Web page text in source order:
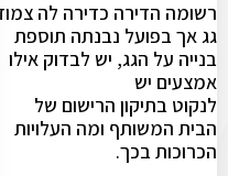
רשומה הדירה כדירה לה צמוד
גג אך בפועל נבנתה תוספת
בנייה על הגג, יש לבדוק אילו
אמצעים יש
לנקוט בתיקון הרישום של
הבית המשותף ומה העלויות
הכרוכות בכך.